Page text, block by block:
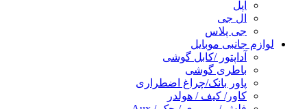
اپل
ال جی
جی پلاس
لوازم جانبی موبایل
آداپتور /کابل گوشی
باطری گوشی
پاور بانک/چراغ اضطراری
کاور/ کیف / هولدر